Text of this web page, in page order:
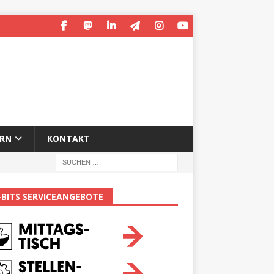
KONTAKT
SERVICEANGEBOTE